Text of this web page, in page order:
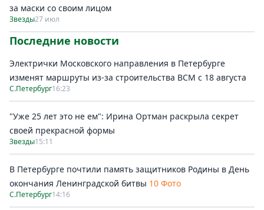
за маски со своим лицом
Звезды27 июл
Последние новости
Электрички Московского направления в Петербурге
изменят маршруты из-за строительства ВСМ с 18 августа
С.Петербург16:23
"Уже 25 лет это не ем": Ирина Ортман раскрыла секрет
своей прекрасной формы
Звезды15:11
В Петербурге почтили память защитников Родины в День
окончания Ленинградской битвы 10 Фото
С.Петербург14:16